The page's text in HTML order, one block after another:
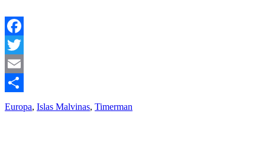
Facebook
Twitter
Email
Compartir
Europa, Islas Malvinas, Timerman